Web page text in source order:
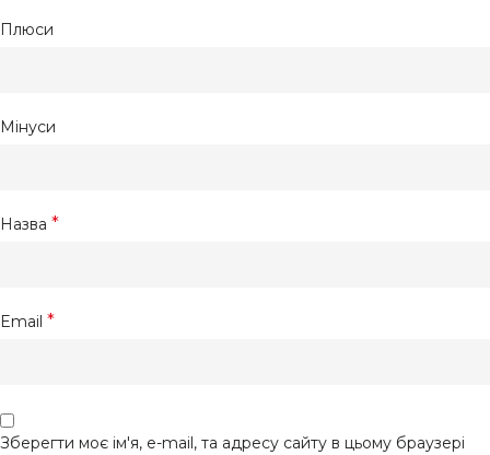
Плюси
Мінуси
Назва *
Email *
Зберегти моє ім'я, e-mail, та адресу сайту в цьому браузері